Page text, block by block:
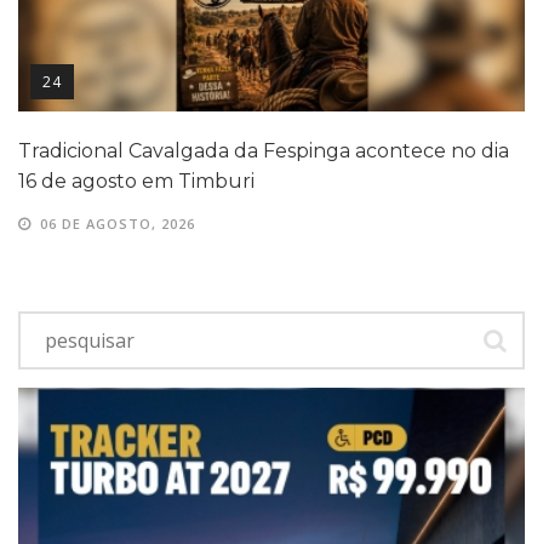
24
Tradicional Cavalgada da Fespinga acontece no dia
16 de agosto em Timburi
06 DE AGOSTO, 2026